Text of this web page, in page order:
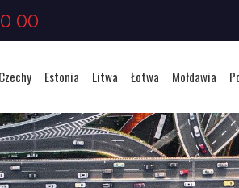
00
Czechy Estonia Litwa Łotwa Mołdawia